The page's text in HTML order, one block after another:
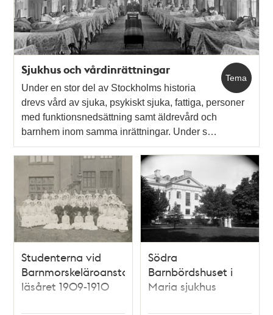
Tema
Sjukhus och vårdinrättningar
Under en stor del av Stockholms historia
drevs vård av sjuka, psykiskt sjuka, fattiga, personer
med funktionsnedsättning samt äldrevård och
barnhem inom samma inrättningar. Under s…
Studenterna vid
Barnmorskeläroanstalten
läsåret 1909-1910
Södra
Barnbördshuset i
Maria sjukhus